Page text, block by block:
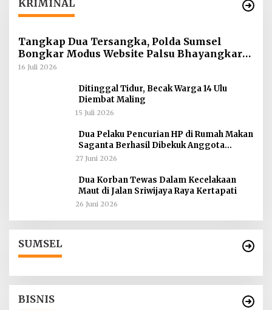
KRIMINAL
Tangkap Dua Tersangka, Polda Sumsel
Bongkar Modus Website Palsu Bhayangkara
Run
16 Juli 2026
Ditinggal Tidur, Becak Warga 14 Ulu
Diembat Maling
15 Juli 2026
Dua Pelaku Pencurian HP di Rumah Makan
Saganta Berhasil Dibekuk Anggota
Polsekta SU II Palembang !!
27 Juni 2026
Dua Korban Tewas Dalam Kecelakaan
Maut di Jalan Sriwijaya Raya Kertapati
26 Juni 2026
SUMSEL
BISNIS